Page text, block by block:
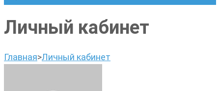
Личный кабинет
Главная>Личный кабинет